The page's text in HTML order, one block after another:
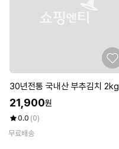
30년전통 국내산 부추김치 2kg
21,900원
0.0 (0)
무료배송